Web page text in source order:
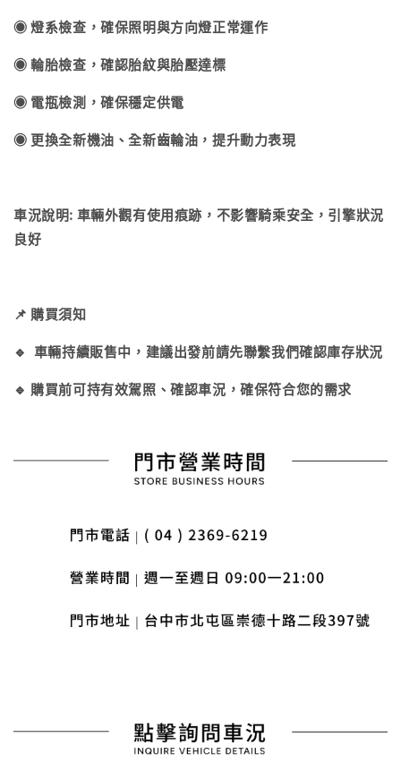
◉ 燈系檢查，確保照明與方向燈正常運作
◉ 輪胎檢查，確認胎紋與胎壓達標
◉ 電瓶檢測，確保穩定供電
◉ 更換全新機油、全新齒輪油，提升動力表現
車況說明: 車輛外觀有使用痕跡，不影響騎乘安全，引擎狀況
良好
📌 購買須知
🔹 車輛持續販售中，建議出發前請先聯繫我們確認庫存狀況
🔹 購買前可持有效駕照、確認車況，確保符合您的需求